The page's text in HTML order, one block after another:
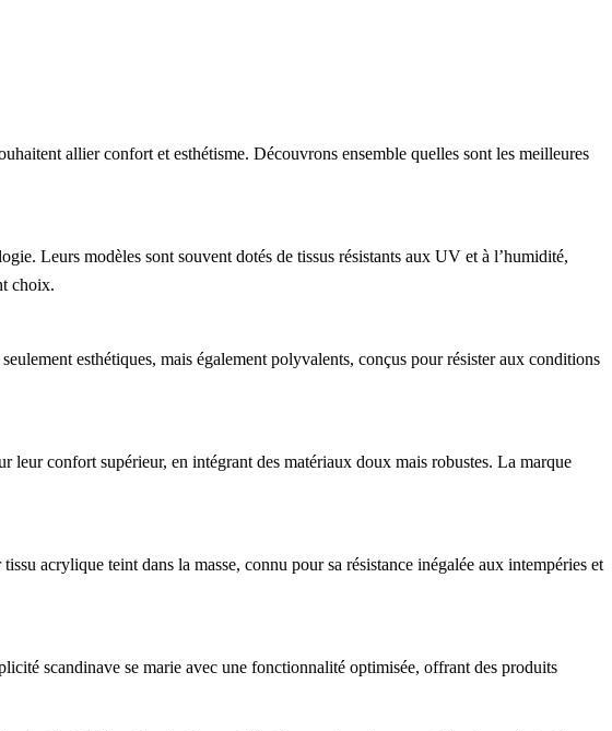
allier confort et esthétisme. Découvrons ensemble quelles sont les meilleures
Leurs modèles sont souvent dotés de tissus résistants aux UV et à l’humidité,
choix.
esthétiques, mais également polyvalents, conçus pour résister aux conditions
leur confort supérieur, en intégrant des matériaux doux mais robustes. La marque
acrylique teint dans la masse, connu pour sa résistance inégalée aux intempéries et
scandinave se marie avec une fonctionnalité optimisée, offrant des produits